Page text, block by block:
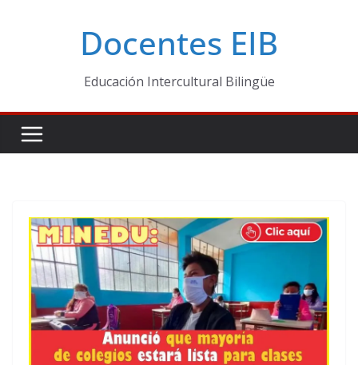
Docentes EIB
Educación Intercultural Bilingüe